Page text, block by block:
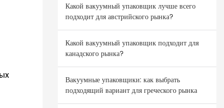
Какой вакуумный упаковщик лучше всего
подходит для австрийского рынка?
Какой вакуумный упаковщик подходит для
канадского рынка?
Вакуумные упаковщики: как выбрать
подходящий вариант для греческого рынка